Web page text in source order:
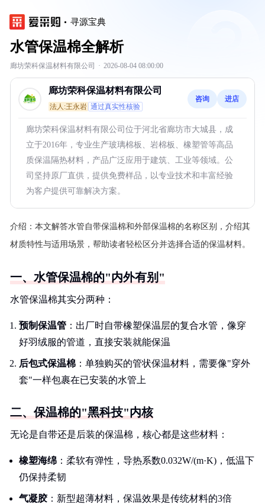
寻源宝典
水管保温棉全解析
廊坊荣科保温材料有限公司 · 2026-08-04 08:00:00
廊坊荣科保温材料有限公司
法人:王永岩 通过真实性核验
咨询 进店
廊坊荣科保温材料有限公司位于河北省廊坊市大城县，成
立于2016年，专业生产玻璃棉板、岩棉板、橡塑管等高品
质保温隔热材料，产品广泛应用于建筑、工业等领域。公
司坚持原厂直供，提供免费样品，以专业技术和丰富经验
为客户提供可靠解决方案。
介绍： 本文解答水管自带保温棉和外部保温棉的名称区别，介绍其
材质特性与适用场景，帮助读者轻松区分并选择合适的保温材料。
一、水管保温棉的"内外有别"
水管保温棉其实分两种：
预制保温管 ：出厂时自带橡塑保温层的复合水管，像穿
好羽绒服的管道，直接安装就能保温
后包式保温棉 ：单独购买的管状保温材料，需要像"穿外
套"一样包裹在已安装的水管上
二、保温棉的"黑科技"内核
无论是自带还是后装的保温棉，核心都是这些材料：
橡塑海绵 ：柔软有弹性，导热系数0.032W/(m·K)，低温下
仍保持柔韧
气凝胶：新型超薄材料，保温效果是传统材料的3倍